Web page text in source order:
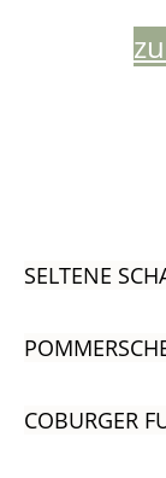
SELTENE
COBURGER